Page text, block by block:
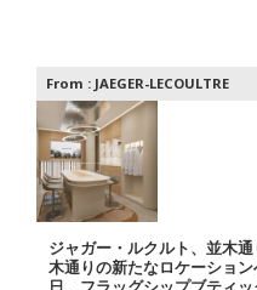
From : JAEGER-LECOULTRE
ジャガー・ルクルト、並木
木通りの新たなロケーショ